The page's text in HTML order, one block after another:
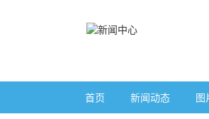
首页 新闻动态 图